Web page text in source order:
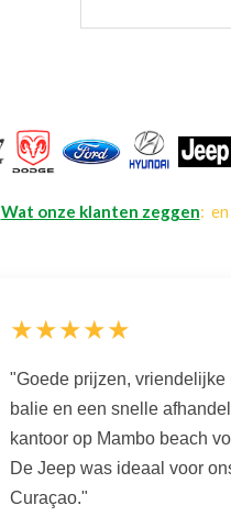
Wat onze klanten zeggen: en
★★★★★
"Goede prijzen,
balie en een snelle
kantoor op Mambo beach
De Jeep was ideaal voor
Curaçao."